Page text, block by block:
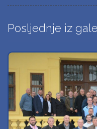
Posljednje iz